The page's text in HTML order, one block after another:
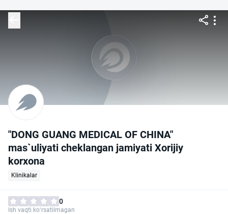
"DONG GUANG MEDICAL OF CHINA"
mas`uliyati cheklangan jamiyati Xorijiy
korxona
Klinikalar
0
Ish vaqti ko‘rsatilmagan